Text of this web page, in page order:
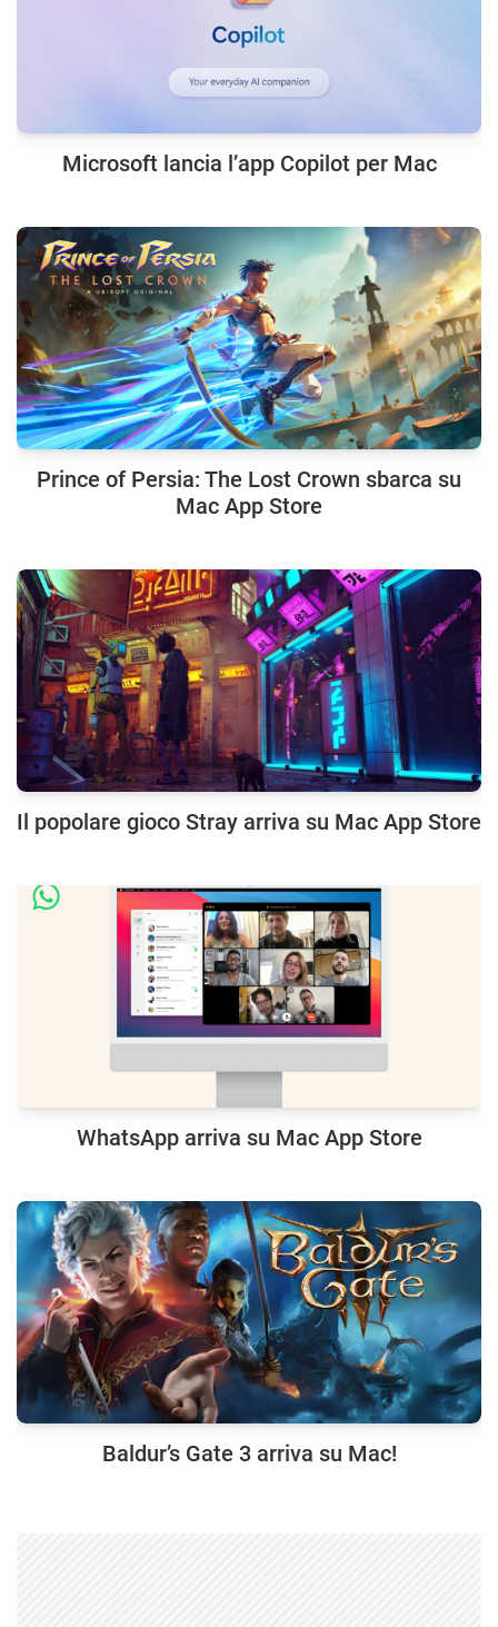
Microsoft lancia l’app Copilot per Mac
Prince of Persia: The Lost Crown sbarca su
Mac App Store
Il popolare gioco Stray arriva su Mac App Store
WhatsApp arriva su Mac App Store
Baldur’s Gate 3 arriva su Mac!